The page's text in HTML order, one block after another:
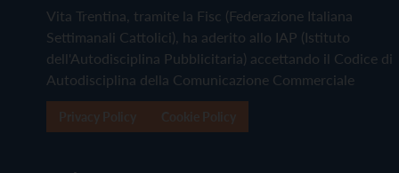
Vita Trentina, tramite la Fisc (Federazione Italiana
Settimanali Cattolici), ha aderito allo IAP (Istituto
dell'Autodisciplina Pubblicitaria) accettando il Codice di
Autodisciplina della Comunicazione Commerciale